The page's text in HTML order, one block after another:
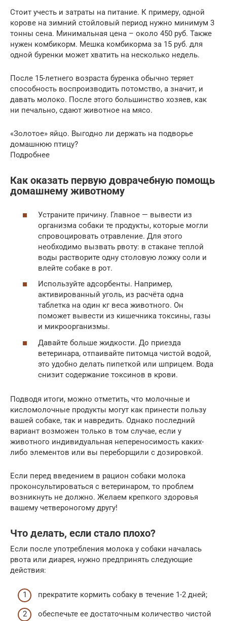
Стоит учесть и затраты на питание. К примеру, одной
корове на зимний стойловый период нужно минимум 3
тонны сена. Минимальная цена – около 450 руб. Также
нужен комбикорм. Мешка комбикорма за 15 руб. для
одной буренки может хватить на несколько недель.
После 15-летнего возраста буренка обычно теряет
способность воспроизводить потомство, а значит, и
давать молоко. После этого большинство хозяев, как
ни печально, сдают животное на мясо.
«Золотое» яйцо. Выгодно ли держать на подворье
домашнюю птицу?
Подробнее
Как оказать первую доврачебную помощь
домашнему животному
Устраните причину. Главное — вывести из
организма собаки те продукты, которые могли
спровоцировать отравление. Для этого
необходимо вызвать рвоту: в стакане теплой
воды растворите одну столовую ложку соли и
влейте собаке в рот.
Используйте адсорбенты. Например,
активированный уголь, из расчёта одна
таблетка на один кг веса животного. Он
поможет вывести из кишечника токсины, газы
и микроорганизмы.
Давайте больше жидкости. До приезда
ветеринара, отпаивайте питомца чистой водой,
это удобно делать пипеткой или шприцем. Вода
снизит содержание токсинов в крови.
Подводя итоги, можно отметить, что молочные и
кисломолочные продукты могут как принести пользу
вашей собаке, так и навредить. Однако последний
вариант возможен только в том случае, если у
животного индивидуальная непереносимость каких-
либо элементов или вы переборщили с дозировкой.
Если перед введением в рацион собаки молока
проконсультироваться с ветеринаром, то проблем
возникнуть не должно. Желаем крепкого здоровья
вашему четвероногому другу!
Что делать, если стало плохо?
Если после употребления молока у собаки началась
рвота или диарея, нужно предпринять следующие
действия:
прекратите кормить собаку в течение 1-2 дней;
обеспечьте ее достаточным количество чистой